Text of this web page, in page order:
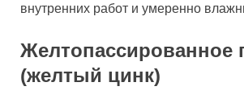
внутренних работ и умеренно
Желтопассированное
(желтый цинк)